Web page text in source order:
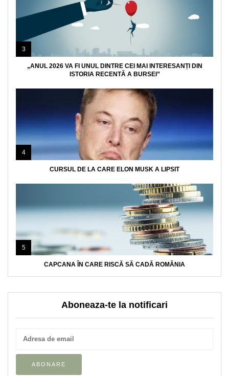
3
„ANUL 2026 VA FI UNUL DINTRE CEI MAI INTERESANȚI DIN
ISTORIA RECENTĂ A BURSEI”
4
CURSUL DE LA CARE ELON MUSK A LIPSIT
5
CAPCANA ÎN CARE RISCĂ SĂ CADĂ ROMÂNIA
Aboneaza-te la notificari